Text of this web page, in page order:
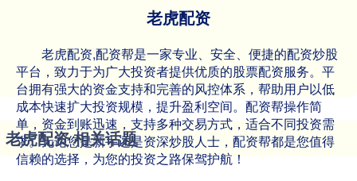
老虎配资
老虎配资,配资帮是一家专业、安全、便捷的配资炒股
平台，致力于为广大投资者提供优质的股票配资服务。平
台拥有强大的资金支持和完善的风控体系，帮助用户以低
成本快速扩大投资规模，提升盈利空间。配资帮操作简
单，资金到账迅速，支持多种交易方式，适合不同投资需
求。无论您是新手还是资深炒股人士，配资帮都是您值得
信赖的选择，为您的投资之路保驾护航！
老虎配资 相关话题